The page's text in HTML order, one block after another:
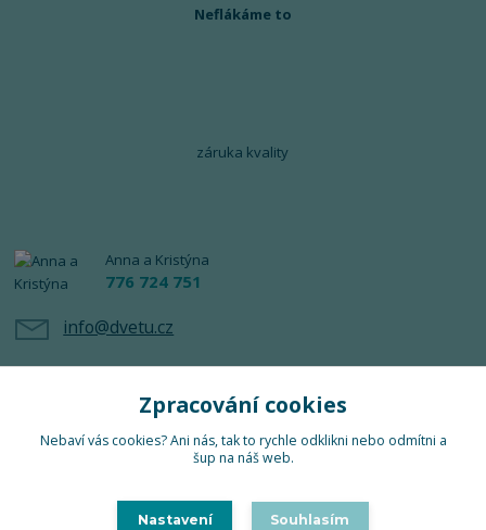
Neflákáme to
záruka kvality
Anna a Kristýna
776 724 751
info@dvetu.cz
Zpracování cookies
Nebaví vás cookies? Ani nás, tak to rychle odklikni nebo odmítni a
šup na náš web.
Nastavení Souhlasím